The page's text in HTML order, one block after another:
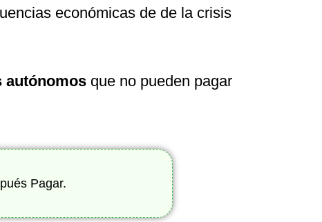
económicas de de la crisis
autónomos que no pueden pagar
Pagar.